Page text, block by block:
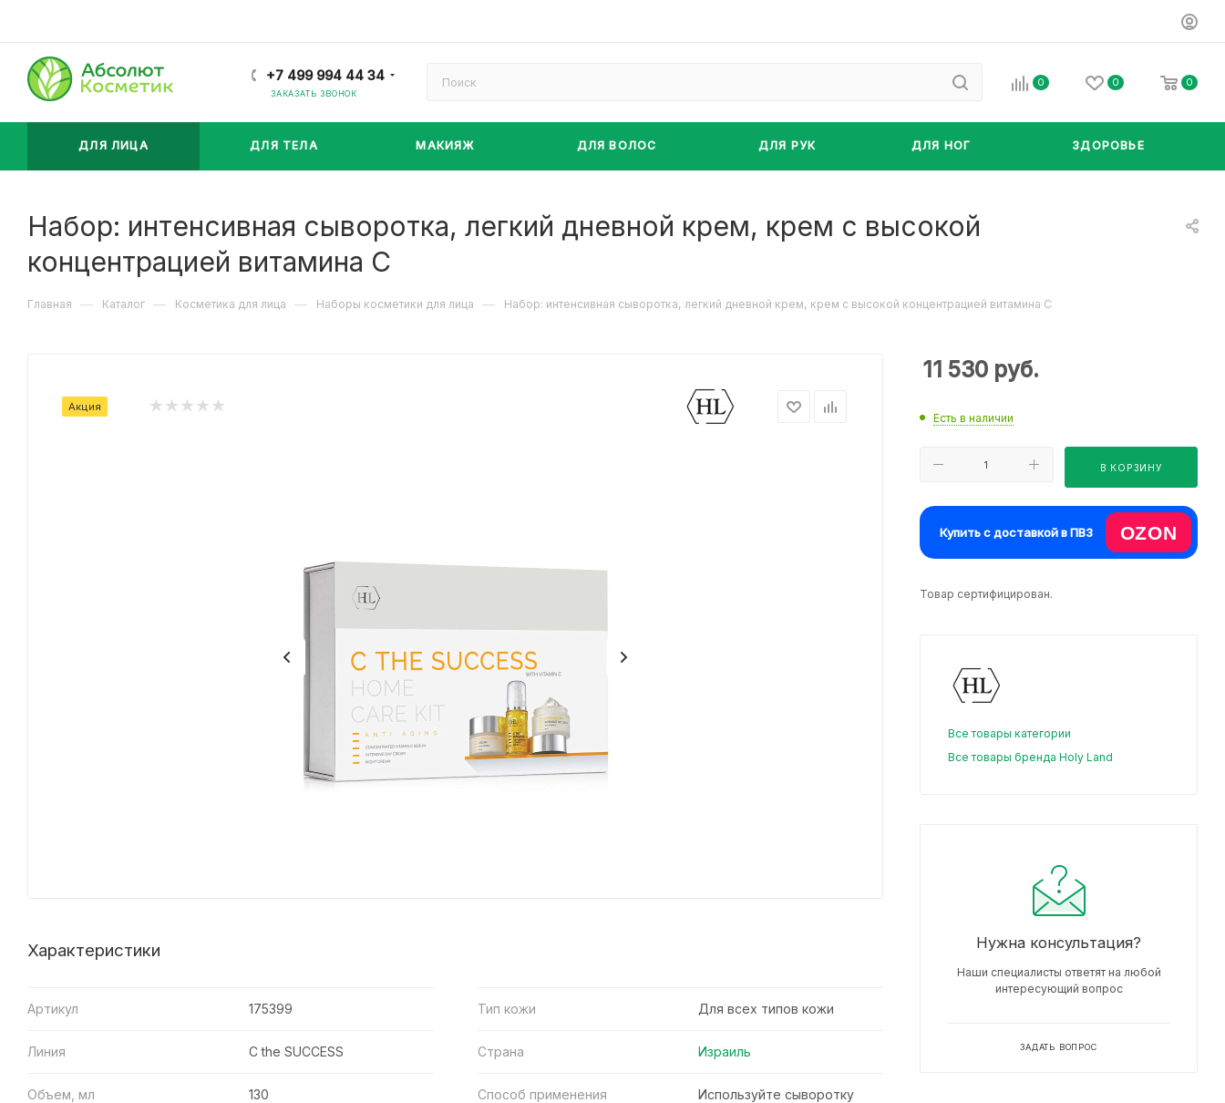
+7 499 994 44 34
ЗАКАЗАТЬ ЗВОНОК
0 0 0
ДЛЯ ЛИЦА ДЛЯ ТЕЛА МАКИЯЖ ДЛЯ ВОЛОС ДЛЯ РУК ДЛЯ НОГ ЗДОРОВЬЕ
Набор: интенсивная сыворотка, легкий дневной крем, крем с высокой
концентрацией витамина C
Главная — Каталог — Косметика для лица — Наборы косметики для лица — Набор: интенсивная сыворотка, легкий дневной крем, крем с высокой концентрацией витамина C
Акция
Характеристики
Артикул 175399 Тип кожи Для всех типов кожи
Линия C the SUCCESS Страна Израиль
Объем, мл 130 Способ применения
Используйте сыворотку
11 530 руб.
Есть в наличии
В КОРЗИНУ
Купить с доставкой в ПВЗ OZON
Товар сертифицирован.
Все товары категории
Все товары бренда Holy Land
Нужна консультация?
Наши специалисты ответят на любой
интересующий вопрос
ЗАДАТЬ ВОПРОС